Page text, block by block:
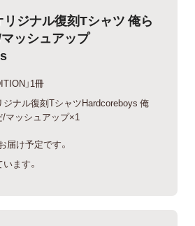
ジナル復刻Tシャツ 俺ら
ッシュアップ
」1冊
ナル復刻TシャツHardcoreboys 俺
マッシュアップ×1
届け予定です。
ます。